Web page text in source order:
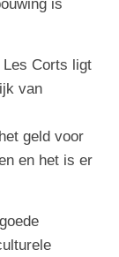
is
Les Corts ligt
van
geld voor
en het is er